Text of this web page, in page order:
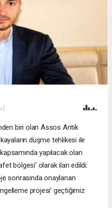
biri olan Assos Antik
düşme tehlikesi ile
yapılacak olan
bölgesi’ olarak ilan edildi.
sonrasında onaylanan
projesi’ geçtiğimiz